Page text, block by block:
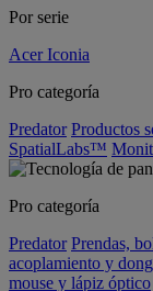
Por serie
Acer Iconia
Pro categoría
Predator Productos
SpatialLabs™
Pro categoría
Predator Prendas,
acoplamiento y
mouse y lápiz óptico